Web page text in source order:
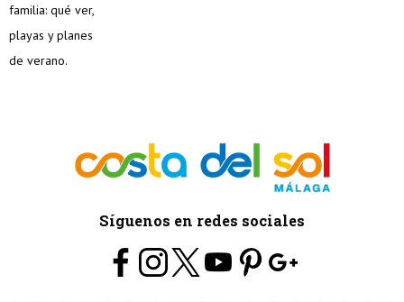
Síguenos en redes sociales